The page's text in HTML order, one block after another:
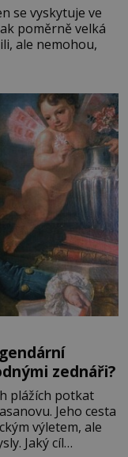
se vyskytuje ve
poměrně velká
ale nemohou,
zednáři?
plážích potkat
Jeho cesta
výletem, ale
Jaký cíl